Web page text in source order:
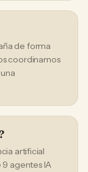
de forma
coordinamos
artificial
9 agentes IA